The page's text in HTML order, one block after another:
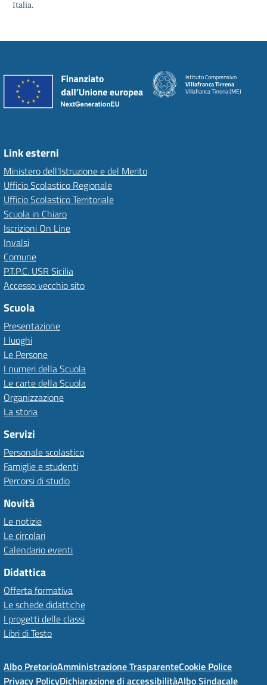
Italia.
Istituto Comprensivo
Villafranca Tirrena
Villafranca Tirrena (ME)
Link esterni
Ministero dell'Istruzione e del Merito
Ufficio Scolastico Regionale
Ufficio Scolastico Territoriale
Scuola in Chiaro
Iscrizioni On Line
Invalsi
Comune
P.T.P.C. USR Sicilia
Accesso vecchio sito
Scuola
Presentazione
I luoghi
Le Persone
I numeri della Scuola
Le carte della Scuola
Organizzazione
La storia
Servizi
Personale scolastico
Famiglie e studenti
Percorsi di studio
Novità
Le notizie
Le circolari
Calendario eventi
Didattica
Offerta formativa
Le schede didattiche
I progetti delle classi
Libri di Testo
Albo PretorioAmministrazione TrasparenteCookie Police
Privacy PolicyDichiarazione di accessibilitàAlbo Sindacale